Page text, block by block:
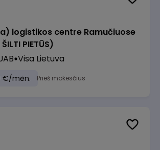
logistikos centre Ramučiuose
PIETŪS)
Visa Lietuva
€/mėn. Prieš mokesčius